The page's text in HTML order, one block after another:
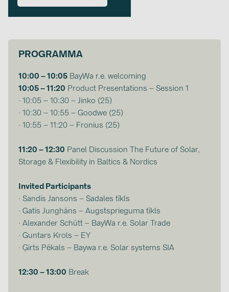
E-Mobilitāte (19)
RAŽOTĀJI
AIKO Solar (2)
BAKS (51)
GoodWe (40)
HUAWEI (53)
JAsolar (6)
JINKO (1)
PROGRAMMA
10:00 – 10:05 BayWa r.e. welcoming
10:05 – 11:20 Product Presentations – Session 1
· 10:05 – 10:30 – Jinko (25)
· 10:30 – 10:55 – Goodwe (25)
· 10:55 – 11:20 – Fronius (25)
11:20 – 12:30 Panel Discussion The Future of Solar,
Storage & Flexibility in Baltics & Nordics
Invited Participants
· Sandis Jansons – Sadales tīkls
· Gatis Junghāns – Augstsprieguma tīkls
· Alexander Schütt – BayWa r.e. Solar Trade
· Guntars Krols – EY
· Ģirts Pēkals – Baywa r.e. Solar systems SIA
12:30 – 13:00 Break